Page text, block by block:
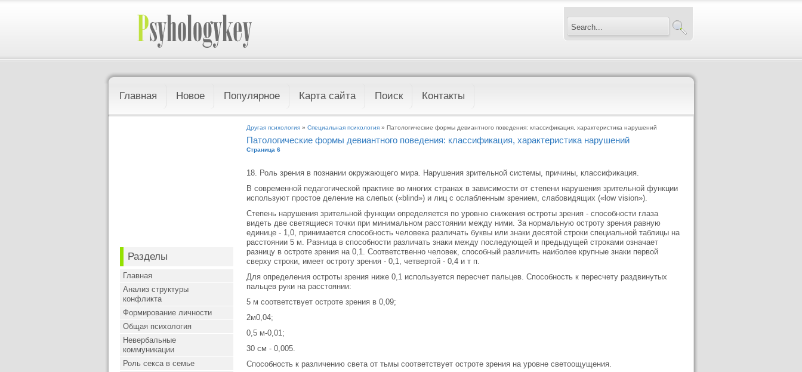
Главная Новое Популярное Карта сайта Поиск Контакты
Разделы
Главная
Анализ структуры
конфликта
Формирование личности
Общая психология
Невербальные
коммуникации
Роль секса в семье
Другая психология » Специальная психология » Патологические формы девиантного поведения: классификация, характеристика нарушений
Патологические формы девиантного поведения: классификация, характеристика нарушений
Страница 6
18. Роль зрения в познании окружающего мира. Нарушения зрительной системы, причины, классификация.
В современной педагогической практике во многих странах в зависимости от степени нарушения зрительной функции
используют простое деление на слепых («blind») и лиц с ослабленным зрением, слабовидящих («low vision»).
Степень нарушения зрительной функции определяется по уровню снижения остроты зрения - способности глаза
видеть две светящиеся точки при минимальном расстоянии между ними. За нормальную остроту зрения равную
единице - 1,0, принимается способность человека различать буквы или знаки десятой строки специальной таблицы на
расстоянии 5 м. Разница в способности различать знаки между последующей и предыдущей строками означает
разницу в остроте зрения на 0,1. Соответственно человек, способный различить наиболее крупные знаки первой
сверху строки, имеет остроту зрения - 0,1, четвертой - 0,4 и т п.
Для определения остроты зрения ниже 0,1 используется пересчет пальцев. Способность к пересчету раздвинутых
пальцев руки на расстоянии:
5 м соответствует остроте зрения в 0,09;
2м0,04;
0,5 м-0,01;
30 см - 0,005.
Способность к различению света от тьмы соответствует остроте зрения на уровне светоощущения.